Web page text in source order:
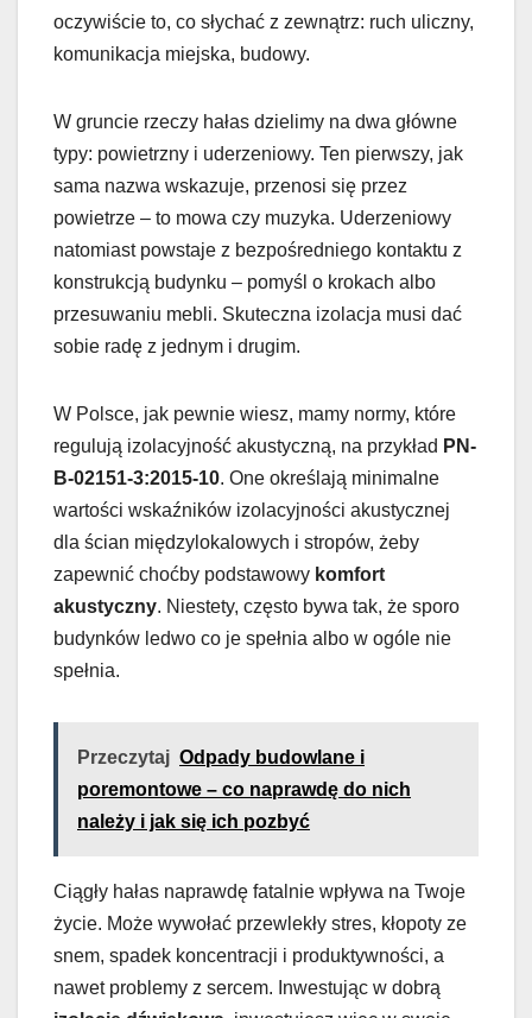
oczywiście to, co słychać z zewnątrz: ruch uliczny,
komunikacja miejska, budowy.
W gruncie rzeczy hałas dzielimy na dwa główne
typy: powietrzny i uderzeniowy. Ten pierwszy, jak
sama nazwa wskazuje, przenosi się przez
powietrze – to mowa czy muzyka. Uderzeniowy
natomiast powstaje z bezpośredniego kontaktu z
konstrukcją budynku – pomyśl o krokach albo
przesuwaniu mebli. Skuteczna izolacja musi dać
sobie radę z jednym i drugim.
W Polsce, jak pewnie wiesz, mamy normy, które
regulują izolacyjność akustyczną, na przykład PN-
B-02151-3:2015-10. One określają minimalne
wartości wskaźników izolacyjności akustycznej
dla ścian międzylokalowych i stropów, żeby
zapewnić choćby podstawowy komfort
akustyczny. Niestety, często bywa tak, że sporo
budynków ledwo co je spełnia albo w ogóle nie
spełnia.
Przeczytaj Odpady budowlane i
poremontowe – co naprawdę do nich
należy i jak się ich pozbyć
Ciągły hałas naprawdę fatalnie wpływa na Twoje
życie. Może wywołać przewlekły stres, kłopoty ze
snem, spadek koncentracji i produktywności, a
nawet problemy z sercem. Inwestując w dobrą